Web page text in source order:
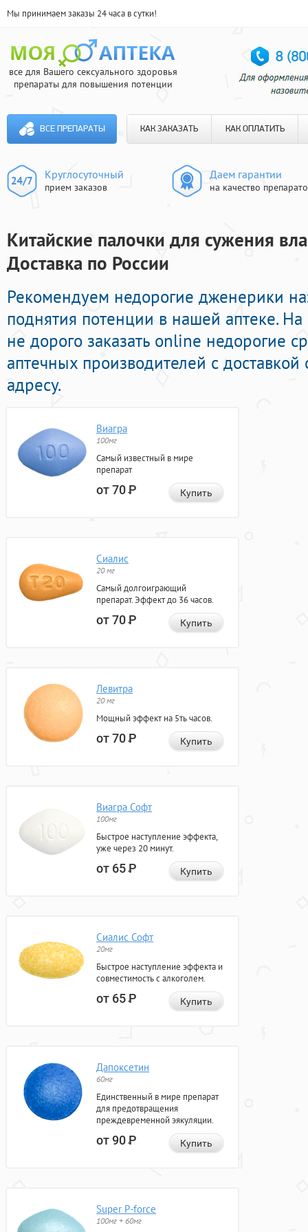
Мы принимаем заказы 24 часа в сутки!
все для Вашего сексуального здоровья
препараты для повышения потенции
ВСЕ ПРЕПАРАТЫ КАК ЗАКАЗАТЬ КАК ОПЛАТИТЬ
Круглосуточный
прием заказов
Даем гарантии
на качество
Китайские палочки для сужения
Доставка по России
Рекомендуем недорогие дженерики
поднятия потенции в нашей аптеке.
не дорого заказать online недорогие
аптечных производителей с
адресу.
Виагра
100мг
Самый известный в мире
препарат
от 70Р Купить
Сиалис
20 мг
Самый долгоиграющий
препарат. Эффект до 36 часов.
от 70Р Купить
Левитра
20 мг
Мощный эффект на 5ть часов.
от 70Р Купить
Виагра Софт
100мг
Быстрое наступление эффекта,
уже через 20 минут.
от 65Р Купить
Сиалис Софт
20мг
Быстрое наступление эффекта и
совместимость с алкоголем.
от 65Р Купить
Дапоксетин
60мг
Единственный в мире препарат
для предотвращения
преждевременной эякуляции.
от 90Р Купить
Super P-force
100мг + 60мг